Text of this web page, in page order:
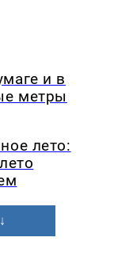
и в
метры
лето: